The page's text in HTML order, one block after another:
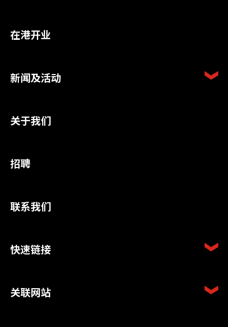
在港开业
新闻及活动
关于我们
招聘
联系我们
快速链接
关联网站